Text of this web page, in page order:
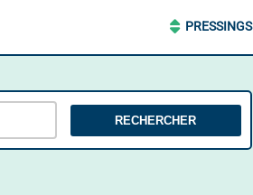
PRESSINGS
RECHERCHER